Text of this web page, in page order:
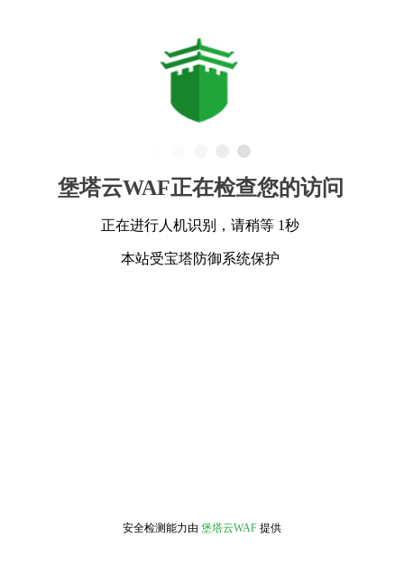
堡塔云WAF正在检查您的访问
正在进行人机识别，请稍等 1秒
本站受宝塔防御系统保护
安全检测能力由 堡塔云WAF 提供